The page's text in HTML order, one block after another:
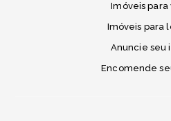
Imóveis para
Imóveis para
Anuncie seu
Encomende